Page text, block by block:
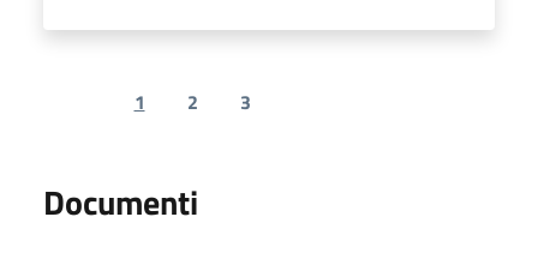
Previous page
1 2 3
Documenti